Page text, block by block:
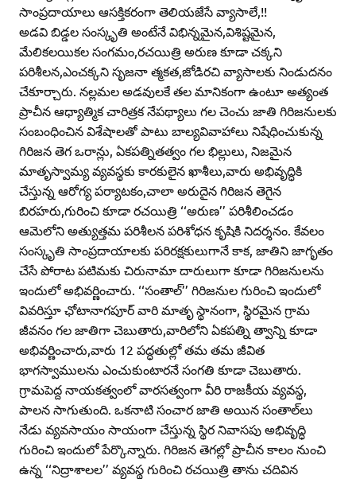
సాంప్రదాయాలు ఆసక్తికరంగా తెలియజేసే వ్యాసాలే,!!
అడవి బిడ్డల సంస్కృతి అంటేనే విభిన్నమైన,విశిష్టమైన,
మేలికలయికల సంగమం,రచయిత్రి అరుణ కూడా చక్కని
పరిశీలన,ఎంచక్కని సృజనా త్మకత,జోడిరచి వ్యాసాలకు నిండుదనం
చేకూర్చారు. నల్లమల అడవులకే తల మానికంగా ఉంటూ అత్యంత
ప్రాచీన ఆధ్యాత్మిక చారిత్రక నేపథ్యాలు గల చెంచు జాతి గిరిజనులకు
సంబంధించిన విశేషాలతో పాటు బాల్యవివాహాలు నిషేధించుకున్న
గిరిజన తెగ ఒరాన్లు, ఏకపత్నితత్వం గల భిల్లులు, నిజమైన
మాతృస్వామ్య వ్యవస్థకు కారకులైన ఖాశీలు,వారు అభివృద్ధికి
చేస్తున్న ఆరోగ్య పర్యాటకం,చాలా అరుదైన గిరిజన తెగైన
బిరహరు,గురించి కూడా రచయిత్రి ‘‘అరుణ’’ పరిశీలించడం
ఆమెలోని అత్యుత్తమ పరిశీలన పరిశోధన కృషికి నిదర్శనం. కేవలం
సంస్కృతి సాంప్రదాయాలకు పరిరక్షకులుగానే కాక, జాతిని జాగృతం
చేసే పోరాట పటిమకు చిరునామా దారులుగా కూడా గిరిజనులను
ఇందులో అభివర్ణించారు. ‘‘సంతాల్‌’’ గిరిజనుల గురించి ఇందులో
వివరిస్తూ ఛోటానాగపూర్‌ వారి మాతృ స్థానంగా, స్థిరమైన గ్రామ
జీవనం గల జాతిగా చెబుతారు,వారిలోని ఏకపత్ని త్వాన్ని కూడా
అభివర్ణించారు,వారు 12 పద్ధతుల్లో తమ తమ జీవిత
భాగస్వాములను ఎంచుకుంటారనే సంగతి కూడా చెబుతారు.
గ్రామపెద్ద నాయకత్వంలో వారసత్వంగా వీరి రాజకీయ వ్యవస్థ,
పాలన సాగుతుంది. ఒకనాటి సంచార జాతి అయిన సంతాల్‌లు
నేడు వ్యవసాయం సాయంగా చేస్తున్న స్థిర నివాసపు అభివృద్ధి
గురించి ఇందులో పేర్కొన్నారు. గిరిజన తెగల్లో ప్రాచీన కాలం నుంచి
ఉన్న ‘‘నిద్రాశాలల’’ వ్యవస్థ గురించి రచయిత్రి తాను చదివిన